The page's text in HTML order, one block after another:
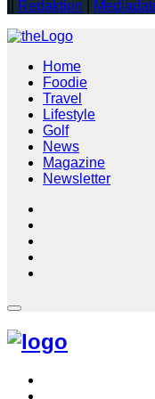
Redaktion
Home
Foodie
Travel
Lifestyle
Golf
News
Magazine
Newsletter